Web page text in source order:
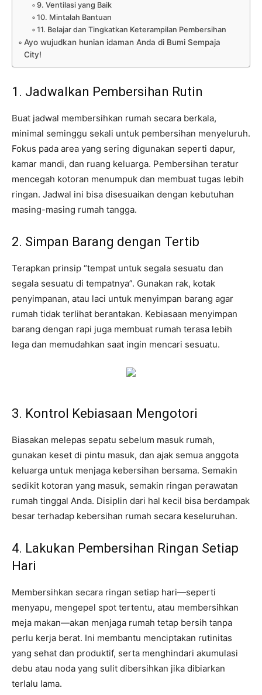
9. Ventilasi yang Baik
10. Mintalah Bantuan
11. Belajar dan Tingkatkan Keterampilan Pembersihan
Ayo wujudkan hunian idaman Anda di Bumi Sempaja
City!
1. Jadwalkan Pembersihan Rutin
Buat jadwal membersihkan rumah secara berkala,
minimal seminggu sekali untuk pembersihan menyeluruh.
Fokus pada area yang sering digunakan seperti dapur,
kamar mandi, dan ruang keluarga. Pembersihan teratur
mencegah kotoran menumpuk dan membuat tugas lebih
ringan. Jadwal ini bisa disesuaikan dengan kebutuhan
masing-masing rumah tangga.
2. Simpan Barang dengan Tertib
Terapkan prinsip “tempat untuk segala sesuatu dan
segala sesuatu di tempatnya”. Gunakan rak, kotak
penyimpanan, atau laci untuk menyimpan barang agar
rumah tidak terlihat berantakan. Kebiasaan menyimpan
barang dengan rapi juga membuat rumah terasa lebih
lega dan memudahkan saat ingin mencari sesuatu.
3. Kontrol Kebiasaan Mengotori
Biasakan melepas sepatu sebelum masuk rumah,
gunakan keset di pintu masuk, dan ajak semua anggota
keluarga untuk menjaga kebersihan bersama. Semakin
sedikit kotoran yang masuk, semakin ringan perawatan
rumah tinggal Anda. Disiplin dari hal kecil bisa berdampak
besar terhadap kebersihan rumah secara keseluruhan.
4. Lakukan Pembersihan Ringan Setiap
Hari
Membersihkan secara ringan setiap hari—seperti
menyapu, mengepel spot tertentu, atau membersihkan
meja makan—akan menjaga rumah tetap bersih tanpa
perlu kerja berat. Ini membantu menciptakan rutinitas
yang sehat dan produktif, serta menghindari akumulasi
debu atau noda yang sulit dibersihkan jika dibiarkan
terlalu lama.